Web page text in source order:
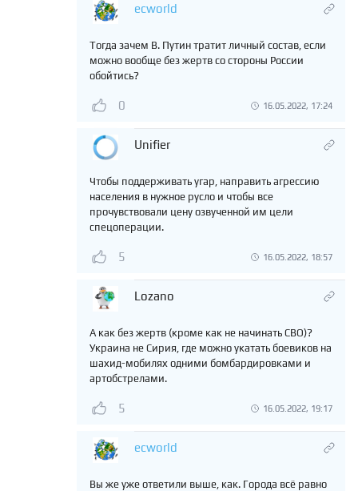
ecworld
Тогда зачем В. Путин тратит личный состав, если
можно вообще без жертв со стороны России
обойтись?
0 16.05.2022, 17:24
Unifier
Чтобы поддерживать угар, направить агрессию
населения в нужное русло и чтобы все
прочувствовали цену озвученной им цели
спецоперации.
5 16.05.2022, 18:57
Lozano
А как без жертв (кроме как не начинать СВО)?
Украина не Сирия, где можно укатать боевиков на
шахид-мобилях одними бомбардировками и
артобстрелами.
5 16.05.2022, 19:17
ecworld
Вы же уже ответили выше, как. Города всё равно